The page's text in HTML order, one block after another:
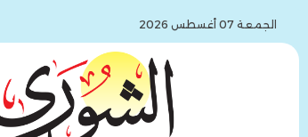
الجمعة 07 أغسطس 2026